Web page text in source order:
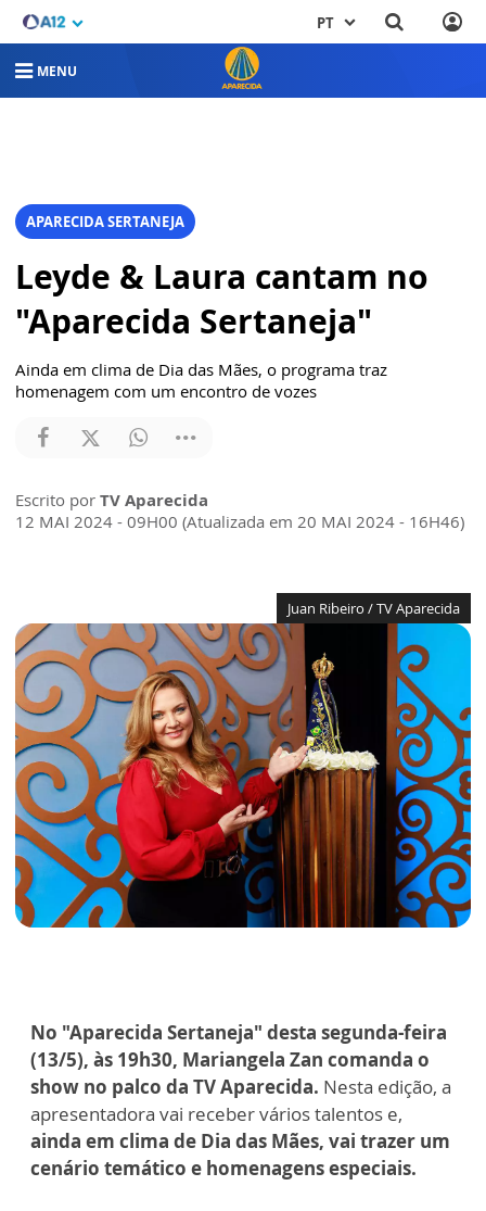
PT
MENU
APARECIDA SERTANEJA
Leyde & Laura cantam no
"Aparecida Sertaneja"
Ainda em clima de Dia das Mães, o programa traz
homenagem com um encontro de vozes
Escrito por TV Aparecida
12 MAI 2024 - 09H00 (Atualizada em 20 MAI 2024 - 16H46)
Juan Ribeiro / TV Aparecida
No "Aparecida Sertaneja" desta segunda-feira
(13/5), às 19h30, Mariangela Zan comanda o
show no palco da TV Aparecida. Nesta edição, a
apresentadora vai receber vários talentos e,
ainda em clima de Dia das Mães, vai trazer um
cenário temático e homenagens especiais.